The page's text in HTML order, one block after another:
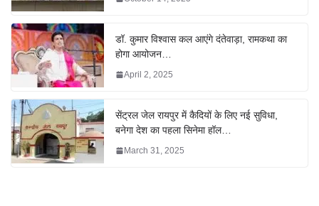
डॉ. कुमार विश्वास कल आएंगे दंतेवाड़ा, रामकथा का
होगा आयोजन…
April 2, 2025
सेंट्रल जेल रायपुर में कैदियों के लिए नई सुविधा,
बनेगा देश का पहला सिनेमा हॉल…
March 31, 2025